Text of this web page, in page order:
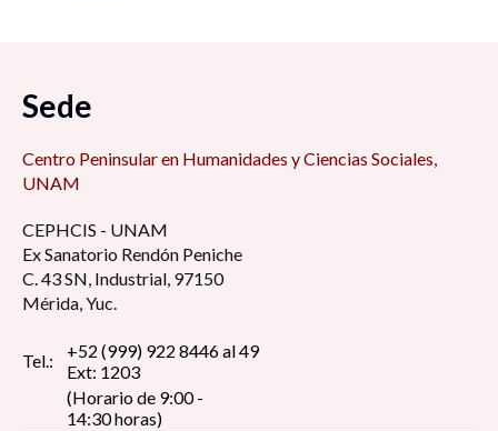
Sede
Centro Peninsular en Humanidades y Ciencias Sociales,
UNAM
CEPHCIS - UNAM
Ex Sanatorio Rendón Peniche
C. 43 SN, Industrial, 97150
Mérida, Yuc.
Tel.:
+52 (999) 922 8446 al 49
Ext: 1203
(Horario de 9:00 -
14:30 horas)